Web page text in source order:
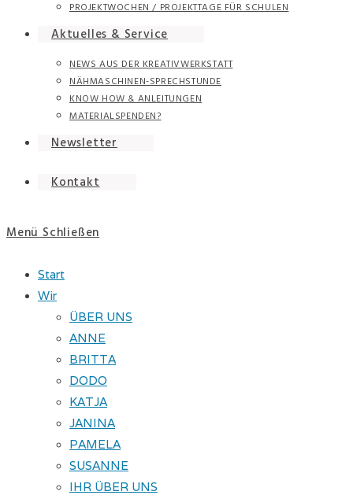
PROJEKTWOCHEN / PROJEKTTAGE FÜR SCHULEN
Aktuelles & Service
NEWS AUS DER KREATIVWERKSTATT
NÄHMASCHINEN-SPRECHSTUNDE
KNOW HOW & ANLEITUNGEN
MATERIALSPENDEN?
Newsletter
Kontakt
Menü Schließen
Start
Wir
ÜBER UNS
ANNE
BRITTA
DODO
KATJA
JANINA
PAMELA
SUSANNE
IHR ÜBER UNS